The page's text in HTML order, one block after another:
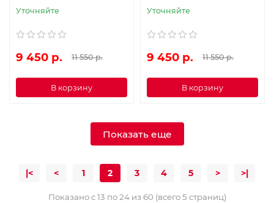
Уточняйте
9 450 р. 11 550 р.
В корзину
Уточняйте
9 450 р. 11 550 р.
В корзину
Показать еще
|< < 1 2 3 4 5 > >|
Показано с 13 по 24 из 60 (всего 5 страниц)